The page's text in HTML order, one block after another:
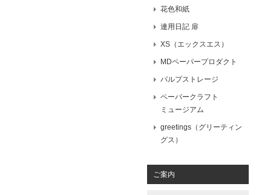
花色和紙
連用日記 扉
XS（エックスエス）
MDペーパープロダクト
パルプストレージ
ペーパークラフト
ミュージアム
greetings（グリーティン
グス）
ご案内